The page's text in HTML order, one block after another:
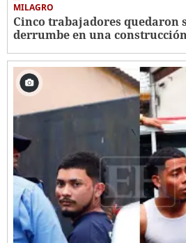
MILAGRO
Cinco trabajadores quedaron
derrumbe en una